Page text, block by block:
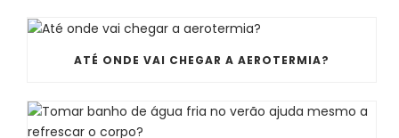
ATÉ ONDE VAI CHEGAR A AEROTERMIA?